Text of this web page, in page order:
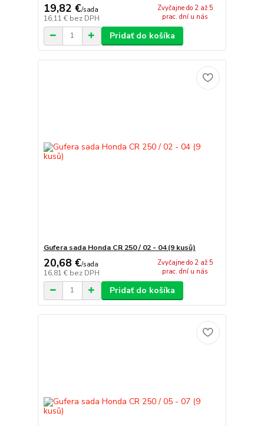
19,82 €/sada
16,11 € bez DPH
Zvyčajne do 2 až 5
prac. dní u nás
Pridať do košíka
Gufera sada Honda CR 250 / 02 - 04 (9 kusů)
20,68 €/sada
16,81 € bez DPH
Zvyčajne do 2 až 5
prac. dní u nás
Pridať do košíka